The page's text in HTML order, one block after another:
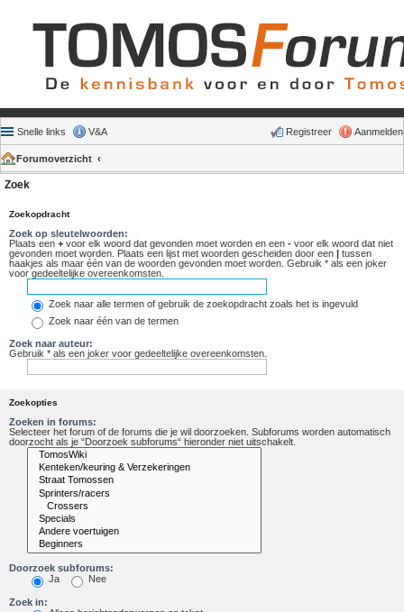
Snelle links V&A Aanmelden
Registreer
Forumoverzicht
Zoek
Zoekopdracht
Zoek op sleutelwoorden:
Plaats een + voor elk woord dat gevonden moet worden en een - voor elk woord dat niet
gevonden moet worden. Plaats een lijst met woorden gescheiden door een | tussen
haakjes als maar één van de woorden gevonden moet worden. Gebruik * als een joker
voor gedeeltelijke overeenkomsten.
Zoek naar alle termen of gebruik de zoekopdracht zoals het is ingevuld
Zoek naar één van de termen
Zoek naar auteur:
Gebruik * als een joker voor gedeeltelijke overeenkomsten.
Zoekopties
Zoeken in forums:
Selecteer het forum of de forums die je wil doorzoeken. Subforums worden automatisch
doorzocht als je “Doorzoek subforums“ hieronder niet uitschakelt.
Doorzoek subforums:
Ja
Nee
Zoek in: